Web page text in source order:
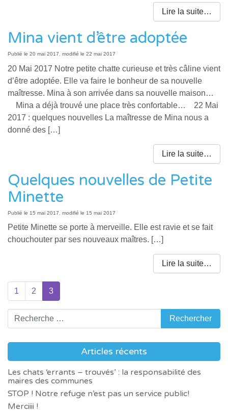
Lire la suite…
Mina vient d’être adoptée
Publié le 20 mai 2017 modifié le 22 mai 2017
20 Mai 2017 Notre petite chatte curieuse et très câline vient
d’être adoptée. Elle va faire le bonheur de sa nouvelle
maîtresse. Mina à son arrivée dans sa nouvelle maison…
Mina a déjà trouvé une place très confortable… 22 Mai
2017 : quelques nouvelles La maîtresse de Mina nous a
donné des […]
Lire la suite…
Quelques nouvelles de Petite
Minette
Publié le 15 mai 2017 modifié le 15 mai 2017
Petite Minette se porte à merveille. Elle est ravie et se fait
chouchouter par ses nouveaux maîtres. […]
Lire la suite…
1 2 3
Articles récents
Les chats ‘errants – trouvés’ : la responsabilité des
maires des communes
STOP ! Notre refuge n’est pas un service public!
Merciiii !
Mya est une chienne adorable.
Elle n’apprécie pas encore les
autres chiens, mais cela
commence à changer.